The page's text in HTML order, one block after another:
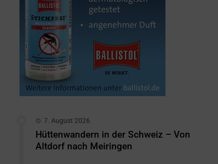
7. August 2026
Hüttenwandern in der Schweiz – Von
Altdorf nach Meiringen